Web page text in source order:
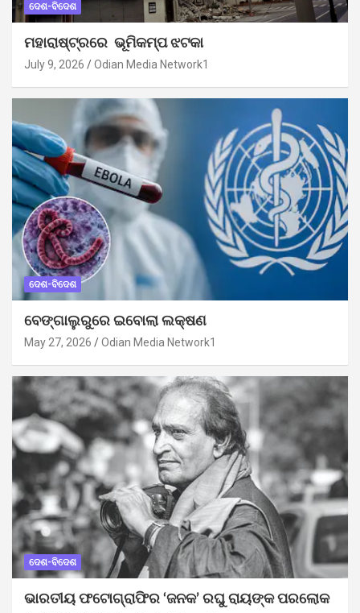
ଦେଶ-ବିଦେଶ
ମହାରାଷ୍ଟ୍ରରେ ଭୂମିକମ୍ପ ଝଟକା
July 9, 2026 Odian Media Network1
ଦେଶ-ବିଦେଶ
ବେଙ୍ଗାଲୁରୁରେ ଇବୋଲା ଲକ୍ଷଣ
May 27, 2026 Odian Media Network1
ଦେଶ-ବିଦେଶ
ଭାରତୀୟ ଫଟୋଗ୍ରାଫିର ‘ଜନକ’ ରଘୁ ରାୟଙ୍କ ପରଲୋକ